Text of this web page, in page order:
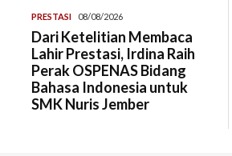
PRESTASI 08/08/2026
Dari Ketelitian Membaca
Lahir Prestasi, Irdina Raih
Perak OSPENAS Bidang
Bahasa Indonesia untuk
SMK Nuris Jember